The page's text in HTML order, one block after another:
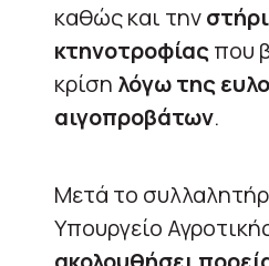
καθώς και την
κτηνοτροφίαςπου
κρίση λόγω της
αιγοπροβάτων.
Μετά το
Υπουργείο